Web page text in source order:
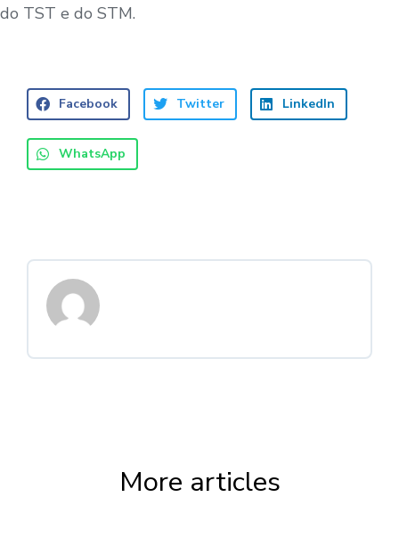
do TST e do STM.
Facebook Twitter LinkedIn
WhatsApp
More articles